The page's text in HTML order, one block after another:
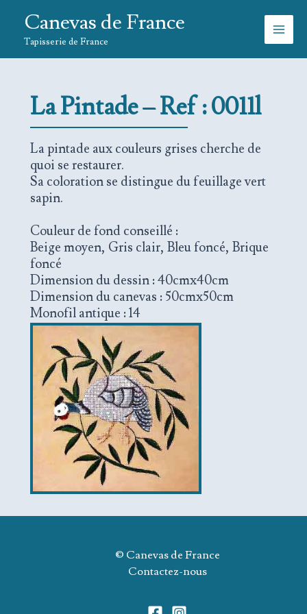
contenu
Canevas de France
Tapisserie de France
LaPintade – Ref : 0011l
La pintade aux couleurs grises cherche de
quoi se restaurer.
Sa coloration se distingue du feuillage vert
sapin.
Couleur de fond conseillé :
Beige moyen, Gris clair, Bleu foncé, Brique
foncé
Dimension du dessin : 40cmx40cm
Dimension du canevas : 50cmx50cm
Monofil antique : 14
© Canevas de France
Contactez-nous